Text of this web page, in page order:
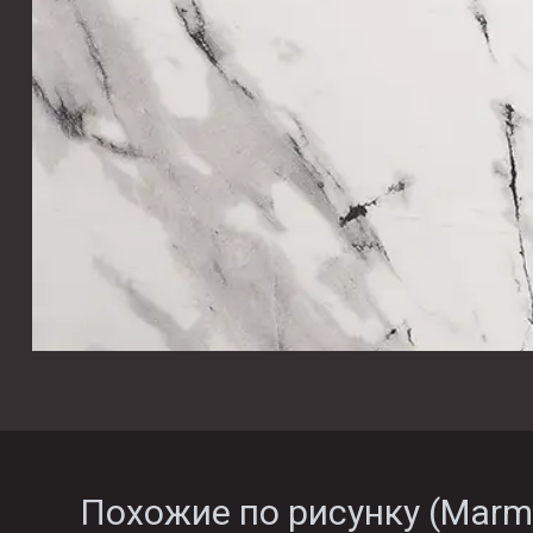
Похожие по рисунку (